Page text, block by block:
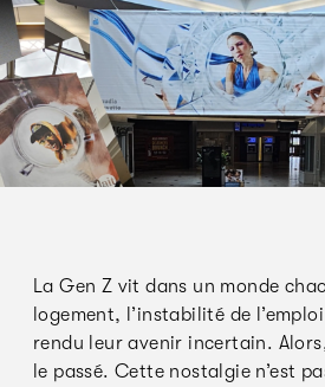
La Gen Z vit dans un monde
logement, l’instabilité de
rendu leur avenir incertain.
le passé. Cette nostalgie n’est